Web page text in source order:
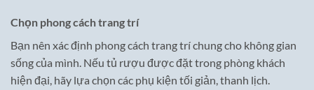
Chọn phong cách trang trí
Bạn nên xác định phong cách trang trí chung cho không gian
sống của mình. Nếu tủ rượu được đặt trong phòng khách
hiện đại, hãy lựa chọn các phụ kiện tối giản, thanh lịch.